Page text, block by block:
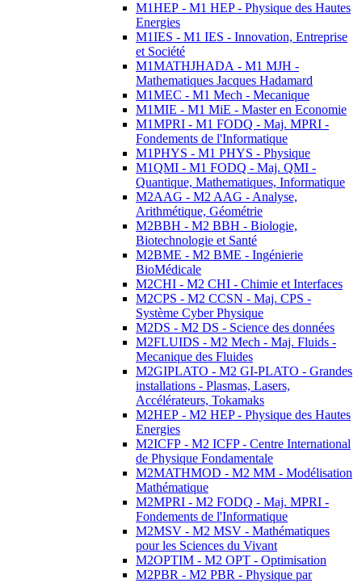
M1HEP - M1 HEP - Physique des Hautes
Energies
M1IES - M1 IES - Innovation, Entreprise
et Société
M1MATHJHADA - M1 MJH -
Mathematiques Jacques Hadamard
M1MEC - M1 Mech - Mecanique
M1MIE - M1 MiE - Master en Economie
M1MPRI - M1 FODQ - Maj. MPRI -
Fondements de l'Informatique
M1PHYS - M1 PHYS - Physique
M1QMI - M1 FODQ - Maj. QMI -
Quantique, Mathematiques, Informatique
M2AAG - M2 AAG - Analyse,
Arithmétique, Géométrie
M2BBH - M2 BBH - Biologie,
Biotechnologie et Santé
M2BME - M2 BME - Ingénierie
BioMédicale
M2CHI - M2 CHI - Chimie et Interfaces
M2CPS - M2 CCSN - Maj. CPS -
Système Cyber Physique
M2DS - M2 DS - Science des données
M2FLUIDS - M2 Mech - Maj. Fluids -
Mecanique des Fluides
M2GIPLATO - M2 GI-PLATO - Grandes
installations - Plasmas, Lasers,
Accélérateurs, Tokamaks
M2HEP - M2 HEP - Physique des Hautes
Energies
M2ICFP - M2 ICFP - Centre International
de Physique Fondamentale
M2MATHMOD - M2 MM - Modélisation
Mathématique
M2MPRI - M2 FODQ - Maj. MPRI -
Fondements de l'Informatique
M2MSV - M2 MSV - Mathématiques
pour les Sciences du Vivant
M2OPTIM - M2 OPT - Optimisation
M2PBR - M2 PBR - Physique par